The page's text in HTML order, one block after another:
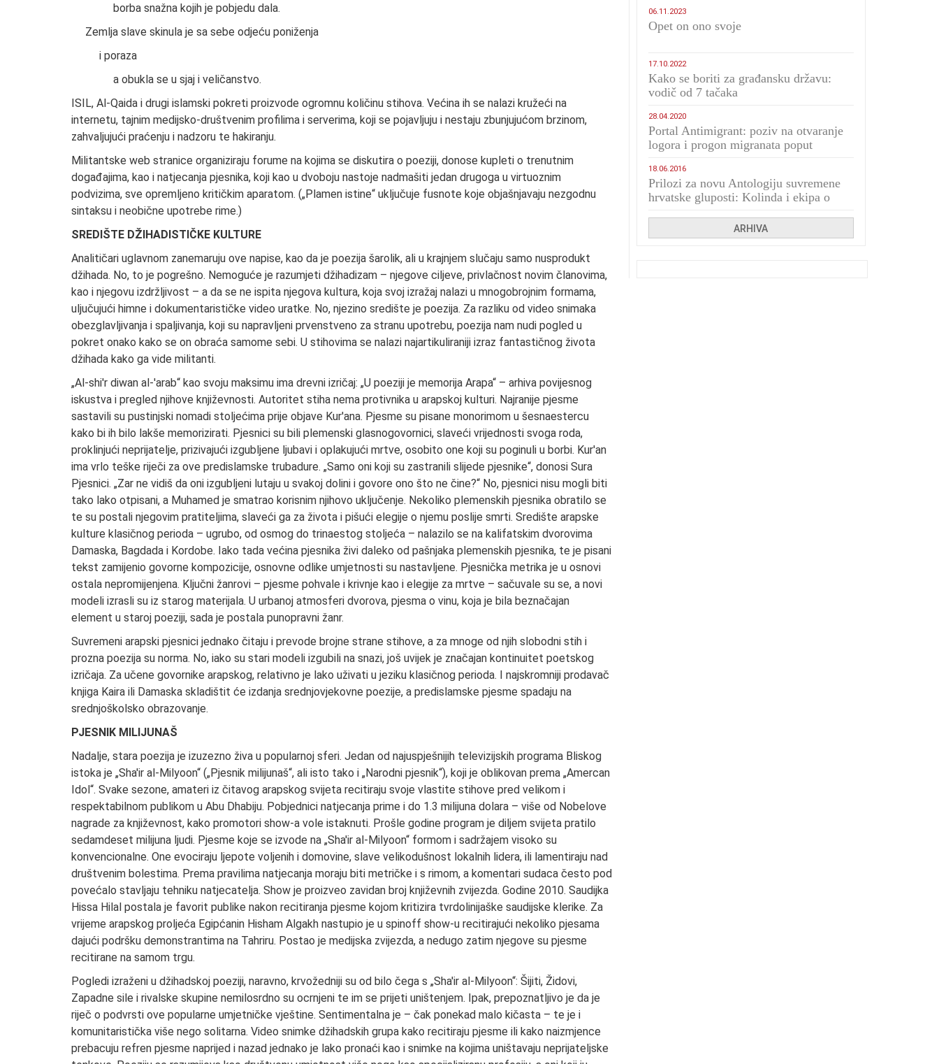
borba snažna kojih je pobjedu dala.
Zemlja slave skinula je sa sebe odjeću poniženja
i poraza
a obukla se u sjaj i veličanstvo.
ISIL, Al-Qaida i drugi islamski pokreti proizvode ogromnu količinu stihova. Većina ih se nalazi kružeći na
internetu, tajnim medijsko-društvenim profilima i serverima, koji se pojavljuju i nestaju zbunjujućom brzinom,
zahvaljujući praćenju i nadzoru te hakiranju.
Militantske web stranice organiziraju forume na kojima se diskutira o poeziji, donose kupleti o trenutnim
događajima, kao i natjecanja pjesnika, koji kao u dvoboju nastoje nadmašiti jedan drugoga u virtuoznim
podvizima, sve opremljeno kritičkim aparatom. („Plamen istine“ uključuje fusnote koje objašnjavaju nezgodnu
sintaksu i neobične upotrebe rime.)
SREDIŠTE DŽIHADISTIČKE KULTURE
Analitičari uglavnom zanemaruju ove napise, kao da je poezija šarolik, ali u krajnjem slučaju samo nusprodukt
džihada. No, to je pogrešno. Nemoguće je razumjeti džihadizam – njegove ciljeve, privlačnost novim članovima,
kao i njegovu izdržljivost – a da se ne ispita njegova kultura, koja svoj izražaj nalazi u mnogobrojnim formama,
uljučujući himne i dokumentarističke video uratke. No, njezino središte je poezija. Za razliku od video snimaka
obezglavljivanja i spaljivanja, koji su napravljeni prvenstveno za stranu upotrebu, poezija nam nudi pogled u
pokret onako kako se on obraća samome sebi. U stihovima se nalazi najartikuliraniji izraz fantastičnog života
džihada kako ga vide militanti.
„Al-shi'r diwan al-'arab“ kao svoju maksimu ima drevni izričaj: „U poeziji je memorija Arapa“ – arhiva povijesnog
iskustva i pregled njihove književnosti. Autoritet stiha nema protivnika u arapskoj kulturi. Najranije pjesme
sastavili su pustinjski nomadi stoljećima prije objave Kur'ana. Pjesme su pisane monorimom u šesnaestercu
kako bi ih bilo lakše memorizirati. Pjesnici su bili plemenski glasnogovornici, slaveći vrijednosti svoga roda,
proklinjući neprijatelje, prizivajući izgubljene ljubavi i oplakujući mrtve, osobito one koji su poginuli u borbi. Kur'an
ima vrlo teške riječi za ove predislamske trubadure. „Samo oni koji su zastranili slijede pjesnike“, donosi Sura
Pjesnici. „Zar ne vidiš da oni izgubljeni lutaju u svakoj dolini i govore ono što ne čine?“ No, pjesnici nisu mogli biti
tako lako otpisani, a Muhamed je smatrao korisnim njihovo uključenje. Nekoliko plemenskih pjesnika obratilo se
te su postali njegovim pratiteljima, slaveći ga za života i pišući elegije o njemu poslije smrti. Središte arapske
kulture klasičnog perioda – ugrubo, od osmog do trinaestog stoljeća – nalazilo se na kalifatskim dvorovima
Damaska, Bagdada i Kordobe. Iako tada većina pjesnika živi daleko od pašnjaka plemenskih pjesnika, te je pisani
tekst zamijenio govorne kompozicije, osnovne odlike umjetnosti su nastavljene. Pjesnička metrika je u osnovi
ostala nepromijenjena. Ključni žanrovi – pjesme pohvale i krivnje kao i elegije za mrtve – sačuvale su se, a novi
modeli izrasli su iz starog materijala. U urbanoj atmosferi dvorova, pjesma o vinu, koja je bila beznačajan
element u staroj poeziji, sada je postala punopravni žanr.
Suvremeni arapski pjesnici jednako čitaju i prevode brojne strane stihove, a za mnoge od njih slobodni stih i
prozna poezija su norma. No, iako su stari modeli izgubili na snazi, još uvijek je značajan kontinuitet poetskog
izričaja. Za učene govornike arapskog, relativno je lako uživati u jeziku klasičnog perioda. I najskromniji prodavač
knjiga Kaira ili Damaska skladištit će izdanja srednjovjekovne poezije, a predislamske pjesme spadaju na
srednjoškolsko obrazovanje.
PJESNIK MILIJUNAŠ
Nadalje, stara poezija je izuzezno živa u popularnoj sferi. Jedan od najuspješnijih televizijskih programa Bliskog
istoka je „Sha'ir al-Milyoon“ („Pjesnik milijunaš“, ali isto tako i „Narodni pjesnik“), koji je oblikovan prema „Amercan
Idol“. Svake sezone, amateri iz čitavog arapskog svijeta recitiraju svoje vlastite stihove pred velikom i
respektabilnom publikom u Abu Dhabiju. Pobjednici natjecanja prime i do 1.3 milijuna dolara – više od Nobelove
nagrade za književnost, kako promotori show-a vole istaknuti. Prošle godine program je diljem svijeta pratilo
sedamdeset milijuna ljudi. Pjesme koje se izvode na „Sha'ir al-Milyoon“ formom i sadržajem visoko su
konvencionalne. One evociraju ljepote voljenih i domovine, slave velikodušnost lokalnih lidera, ili lamentiraju nad
društvenim bolestima. Prema pravilima natjecanja moraju biti metričke i s rimom, a komentari sudaca često pod
povećalo stavljaju tehniku natjecatelja. Show je proizveo zavidan broj književnih zvijezda. Godine 2010. Saudijka
Hissa Hilal postala je favorit publike nakon recitiranja pjesme kojom kritizira tvrdolinijaške saudijske klerike. Za
vrijeme arapskog proljeća Egipćanin Hisham Algakh nastupio je u spinoff show-u recitirajući nekoliko pjesama
dajući podršku demonstrantima na Tahriru. Postao je medijska zvijezda, a nedugo zatim njegove su pjesme
recitirane na samom trgu.
Pogledi izraženi u džihadskoj poeziji, naravno, krvožedniji su od bilo čega s „Sha'ir al-Milyoon“: Šijiti, Židovi,
Zapadne sile i rivalske skupine nemilosrdno su ocrnjeni te im se prijeti uništenjem. Ipak, prepoznatljivo je da je
riječ o podvrsti ove popularne umjetničke vještine. Sentimentalna je – čak ponekad malo kičasta – te je i
komunitaristička više nego solitarna. Video snimke džihadskih grupa kako recitiraju pjesme ili kako naizmjence
prebacuju refren pjesme naprijed i nazad jednako je lako pronaći kao i snimke na kojima uništavaju neprijateljske
06.11.2023
​Opet on ono svoje
17.10.2022
Kako se boriti za građansku državu:
vodič od 7 tačaka
28.04.2020
Portal Antimigrant: poziv na otvaranje
logora i progon migranata poput
18.06.2016
Prilozi za novu Antologiju suvremene
hrvatske gluposti: Kolinda i ekipa o
ARHIVA